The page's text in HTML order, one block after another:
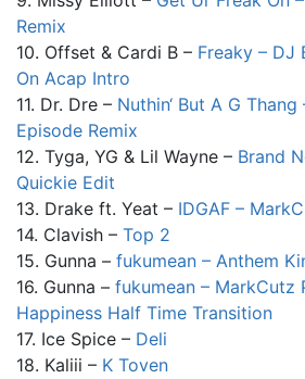
Remix
10. Offset & Cardi B – Freaky – DJ
On Acap Intro
11. Dr. Dre – Nuthin‘ But A G
Episode Remix
12. Tyga, YG & Lil Wayne – Brand
Quickie Edit
13. Drake ft. Yeat – IDGAF –
14. Clavish – Top 2
15. Gunna – fukumean – Anthem
16. Gunna – fukumean – MarkCutz
Happiness Half Time Transition
17. Ice Spice – Deli
18. Kaliii – K Toven